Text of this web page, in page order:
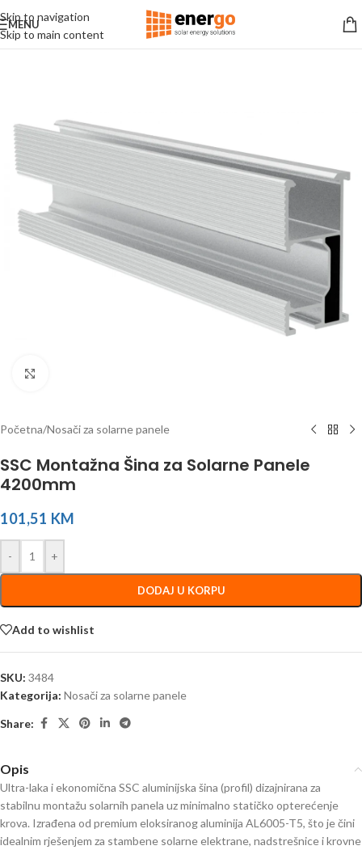
Skip to navigation
Skip to main content
MENU
Početna/Nosači za solarne panele
SSC Montažna Šina za Solarne Panele
4200mm
101,51 KM
- +
DODAJ U KORPU
Add to wishlist
SKU: 3484
Kategorija: Nosači za solarne panele
Share:
Opis
Ultra-laka i ekonomična SSC aluminijska šina (profil) dizajnirana za
stabilnu montažu solarnih panela uz minimalno statičko opterećenje
krova. Izrađena od premium eloksiranog aluminija AL6005-T5, što je čini
idealnim rješenjem za stambene solarne elektrane, nadstrešnice i krovne